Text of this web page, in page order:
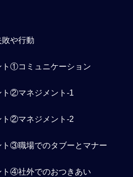
や行動
ト①コミュニケーション
ト②マネジメント-1
ト②マネジメント-2
ト③職場でのタブーとマナー
ト④社外でのおつきあい